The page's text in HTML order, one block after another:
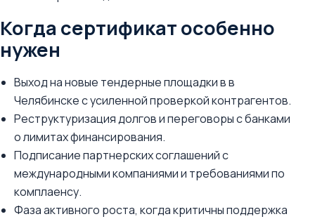
Когда сертификат особенно
нужен
Выход на новые тендерные площадки в в
Челябинске с усиленной проверкой контрагентов.
Реструктуризация долгов и переговоры с банками
о лимитах финансирования.
Подписание партнерских соглашений с
международными компаниями и требованиями по
комплаенсу.
Фаза активного роста, когда критичны поддержка